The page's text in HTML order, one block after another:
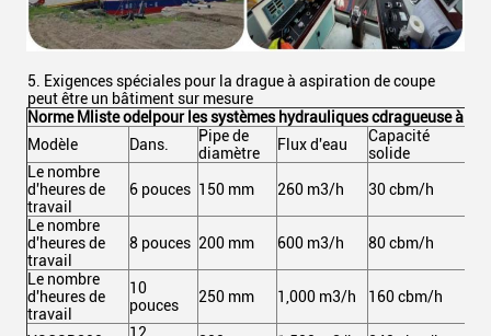
5. Exigences spéciales pour la drague à aspiration de coupe
peut être un bâtiment sur mesure
Norme M liste odel pour les systèmes hydrauliques cdragueuse à
Modèle
Dans.
Pipe de
diamètre
Flux d'eau
Capacité
solide
Le nombre
d'heures de
travail
6 pouces 150 mm 260 m3/h 30 cbm/h
Le nombre
d'heures de
travail
8 pouces 200 mm 600 m3/h 80 cbm/h
Le nombre
d'heures de
travail
10
pouces
250 mm 1,000 m3/h 160 cbm/h